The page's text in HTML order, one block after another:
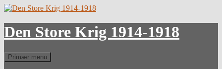
Hop
indhold
Den Store Krig 1914-1918
Søg
Primær menu